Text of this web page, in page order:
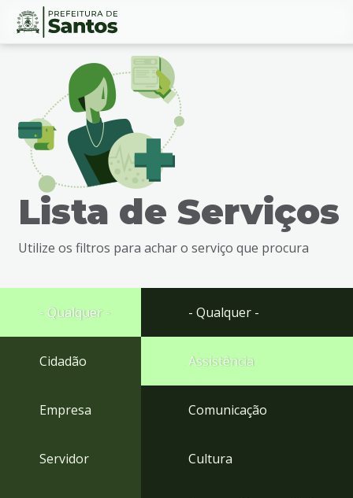
Ir
busca
Ir
rodapé
Conteúdo
Lista de Serviços
Utilize os filtros para achar o serviço que procura
- Qualquer -
Cidadão
Empresa
Servidor
- Qualquer -
Assistência
Comunicação
Cultura